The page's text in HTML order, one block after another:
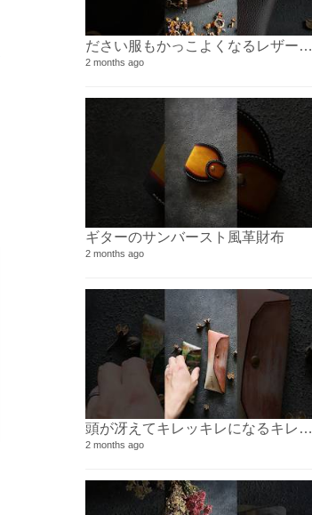
2 months ago
ギターのサンバースト風革財布⁡
2 months ago
頭が冴えてキレッキレになるキレッキレペンケース！⁡
2 months ago